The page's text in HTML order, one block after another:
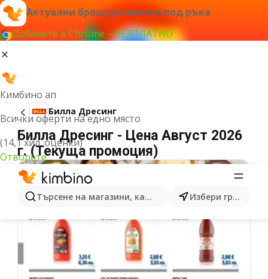
Актуални брошури винаги под ръка
Добавете в Chrome – БЕЗПЛАТНО
Кимбино ап
Всички оферти на едно място
(14,1 хил. оценки)
Отворете
Търсене на магазини, категории, продукти...Избери град
Билла Дресинг
Билла Дресинг - Цена Август 2026
г. (Текуща промоция)